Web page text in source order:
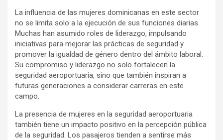
La influencia de las mujeres dominicanas en este sector
no se limita solo a la ejecución de sus funciones diarias.
Muchas han asumido roles de liderazgo, impulsando
iniciativas para mejorar las prácticas de seguridad y
promover la igualdad de género dentro del ámbito laboral.
Su compromiso y liderazgo no solo fortalecen la
seguridad aeroportuaria, sino que también inspiran a
futuras generaciones a considerar carreras en este
campo.
La presencia de mujeres en la seguridad aeroportuaria
también tiene un impacto positivo en la percepción pública
de la seguridad. Los pasajeros tienden a sentirse más